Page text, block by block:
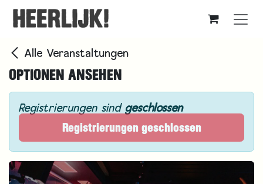
Zum Inhalt springen
Alle Veranstaltungen
OPTIONEN ANSEHEN
Registrierungen sind geschlossen
Registrierungen geschlossen